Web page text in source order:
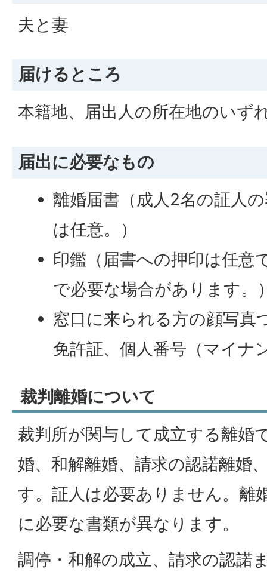
夫と妻
届けるところ
本籍地、届出人の所在地のいず
届出に必要なもの
離婚届書（成人2名の証人
は任意。）
印鑑（届書への押印は任意
で必要な場合があります。
窓口に来られる方の顔写真
免許証、個人番号（マイナ
裁判離婚について
裁判所が関与して成立する離婚
婚、和解離婚、請求の認諾離婚
す。証人は必要ありません。離
に必要な書類が異なります。
調停・和解の成立、請求の認諾